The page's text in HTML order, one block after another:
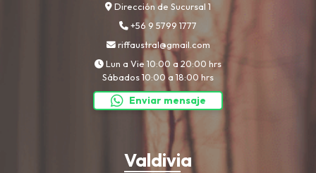
Dirección de Sucursal 1
+56 9 5799 1777
riffaustral@gmail.com
Lun a Vie 10:00 a 20:00 hrs
Sábados 10:00 a 18:00 hrs
Enviar mensaje
Valdivia